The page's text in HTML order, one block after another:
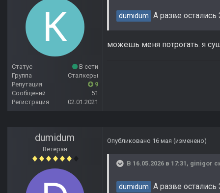
Статус
В сети
Группа
Сталкеры
Репутация
9
Сообщений
51
Регистрация
02.01.2021
dumidum А разве
можешь меня потрогать. я
dumidum
Ветеран
Опубликовано 16 мая (изменено)
В 16.05.2026 в 17:31, ginigor
dumidum А разве